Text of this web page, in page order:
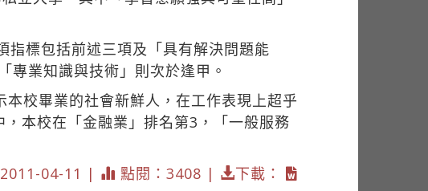
標包括前述三項及「具有解決問題能
專業知識與技術」則次於逢甲。
校畢業的社會新鮮人，在工作表現上超乎
本校在「金融業」排名第3，「一般服務
04-11 | 點閱：3408 | 下載：